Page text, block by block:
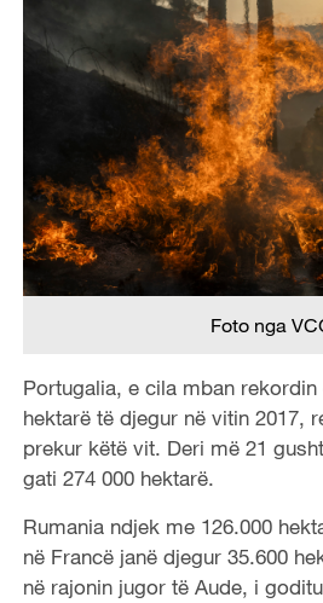
Foto nga
Portugalia, e cila mban
hektarë të djegur në vitin 2017,
prekur këtë vit. Deri më 21
gati 274 000 hektarë.
Rumania ndjek me 126.000
në Francë janë djegur 35.600
në rajonin jugor të Aude, i